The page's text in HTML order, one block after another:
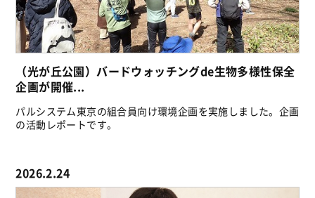
（光が丘公園）バードウォッチングde生物多様性保全
企画が開催...
パルシステム東京の組合員向け環境企画を実施しました。企画
の活動レポートです。
2026.2.24